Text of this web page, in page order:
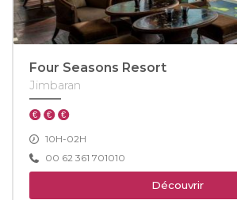
Four Seasons Resort
Jimbaran
10H-02H
00 62 361 701010
Découvrir